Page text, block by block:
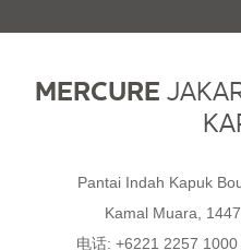
MERCURE
Pantai Indah Kapuk
Kamal Muara,
电话: +6221 2257 1000